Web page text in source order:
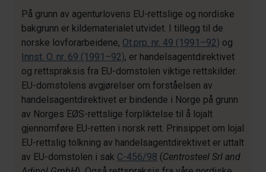
På grunn av agenturlovens EU-rettslige og nordiske
bakgrunn er kildematerialet utvidet. I tillegg til de
norske lovforarbeidene, Ot.prp. nr. 49 (1991–92) og
Innst. O. nr. 69 (1991–92), er handelsagentdirektivet
og rettspraksis fra EU-domstolen viktige rettskilder.
EU-domstolens avgjørelser om forståelsen av
handelsagentdirektivet er bindende i Norge på grunn
av Norges EØS-rettslige forpliktelse til å lojalt
gjennomføre EU-retten i norsk rett. Prinsippet om lojal
EU-rettslig tolkning av handelsagentdirektivet er uttalt
av EU-domstolen i sak C-456/98 (Centrosteel Srl and